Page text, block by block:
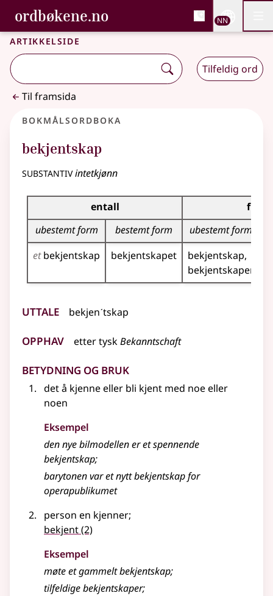
Gå til hovudinnhald
Tilgjenge
ordbøkene.no, Bokmålsordboka og
Bokmålsordboka og Nynorskordboka
NN
Artikkelside
Tilfeldig ord
Til framsida
Bokmålsordboka
bekjentskap
substantivintetkjønn
Bøyingstabell for dette substantivet
entall
ubestemt form
bestemt form
ubestemt form
etbekjentskap bekjentskapet
bekjentskap
bekjentskaper
Uttale bekjenˊtskap
Opphav ettertyskBekanntschaft
Betydning og bruk
det å kjenne eller bli kjent med noe eller
noen
Eksempel
den nye bilmodellen er et spennende
bekjentskap;
barytonen var et nytt bekjentskap for
operapublikumet
person en kjenner;
bekjent(2)
Eksempel
møte et gammeltbekjentskap;
tilfeldige bekjentskaper;